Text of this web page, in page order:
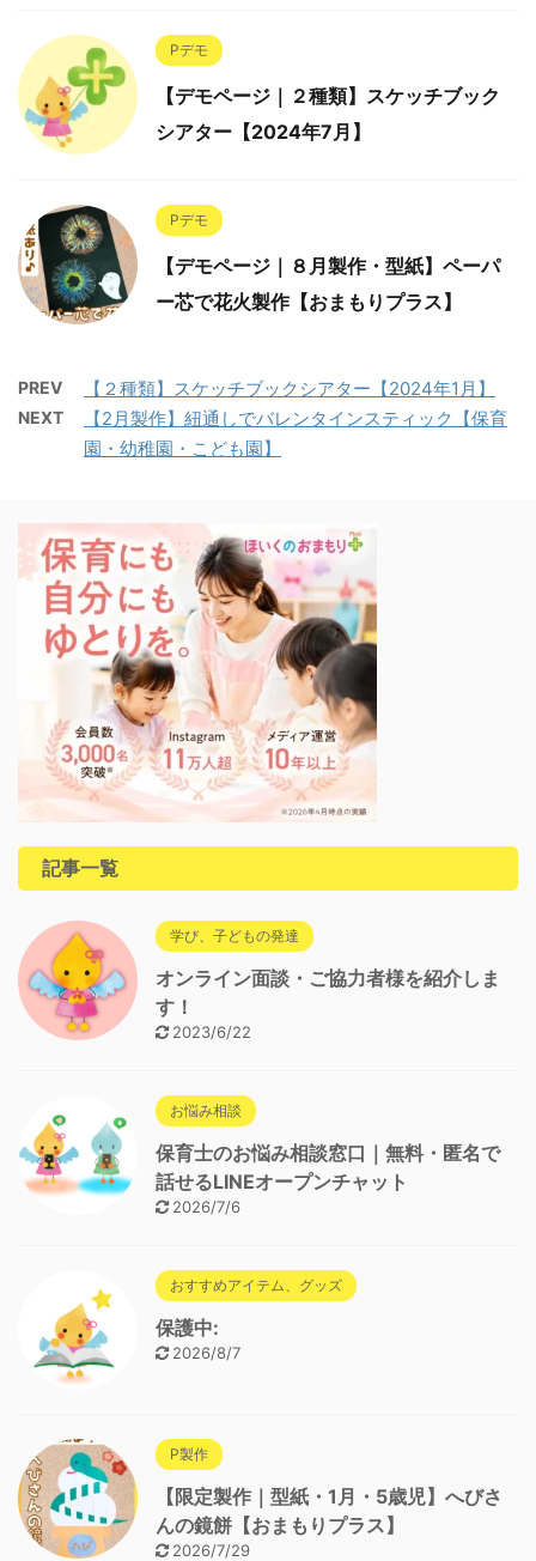
Pデモ
【デモページ｜２種類】スケッチブック
シアター【2024年7月】
Pデモ
【デモページ｜８月製作・型紙】ペーパ
ー芯で花火製作【おまもりプラス】
PREV 【２種類】スケッチブックシアター【2024年1月】
NEXT
【2月製作】紐通しでバレンタインスティック【保育
園・幼稚園・こども園】
記事一覧
学び、子どもの発達
オンライン面談・ご協力者様を紹介しま
す！
2023/6/22
お悩み相談
保育士のお悩み相談窓口｜無料・匿名で
話せるLINEオープンチャット
2026/7/6
おすすめアイテム、グッズ
保護中:
2026/8/7
P製作
【限定製作｜型紙・1月・5歳児】へびさ
んの鏡餅【おまもりプラス】
2026/7/29